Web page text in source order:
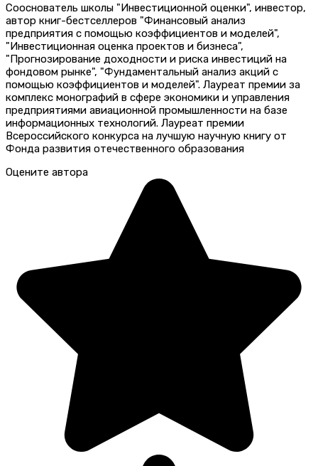
Сооснователь школы "Инвестиционной оценки", инвестор,
автор книг-бестселлеров "Финансовый анализ
предприятия с помощью коэффициентов и моделей",
"Инвестиционная оценка проектов и бизнеса",
"Прогнозирование доходности и риска инвестиций на
фондовом рынке", "Фундаментальный анализ акций с
помощью коэффициентов и моделей". Лауреат премии за
комплекс монографий в сфере экономики и управления
предприятиями авиационной промышленности на базе
информационных технологий. Лауреат премии
Всероссийского конкурса на лучшую научную книгу от
Фонда развития отечественного образования
Оцените автора